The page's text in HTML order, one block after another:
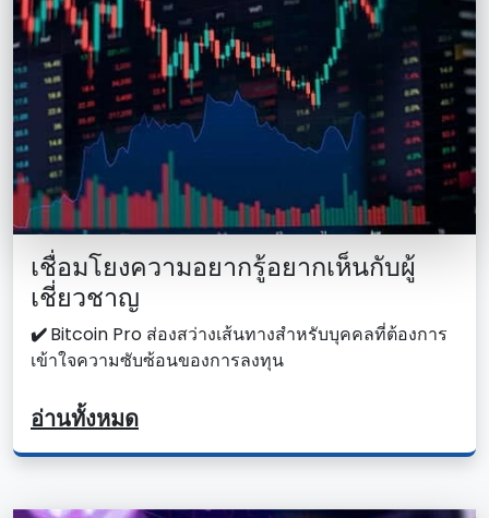
เชื่อมโยงความอยากรู้อยากเห็นกับผู้
เชี่ยวชาญ
✔️Bitcoin Pro ส่องสว่างเส้นทางสําหรับบุคคลที่ต้องการ
เข้าใจความซับซ้อนของการลงทุน
อ่านทั้งหมด